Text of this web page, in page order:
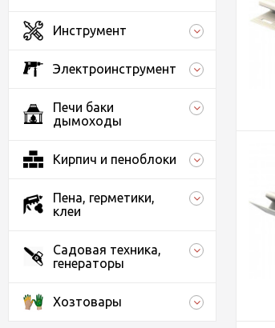
Инструмент
Электроинструмент
Печи баки
дымоходы
Кирпич и пеноблоки
Пена, герметики,
клеи
Садовая техника,
генераторы
Хозтовары